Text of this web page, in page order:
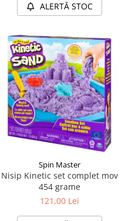
ALERTĂ STOC
Spin Master
Nisip Kinetic set complet mov
454 grame
121,00 Lei